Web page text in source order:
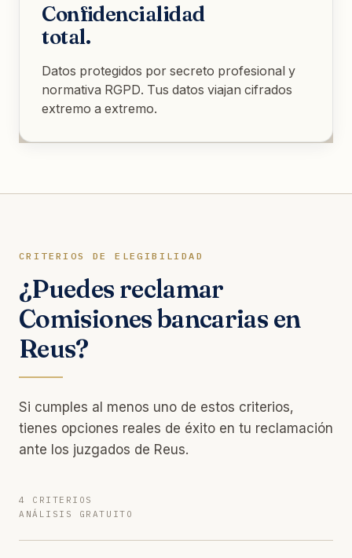
Confidencialidad
total.
Datos protegidos por secreto profesional y
normativa RGPD. Tus datos viajan cifrados
extremo a extremo.
CRITERIOS DE ELEGIBILIDAD
¿Puedes reclamar
Comisiones bancarias en
Reus?
Si cumples al menos uno de estos criterios,
tienes opciones reales de éxito en tu reclamación
ante los juzgados de Reus.
4 CRITERIOS
ANÁLISIS GRATUITO